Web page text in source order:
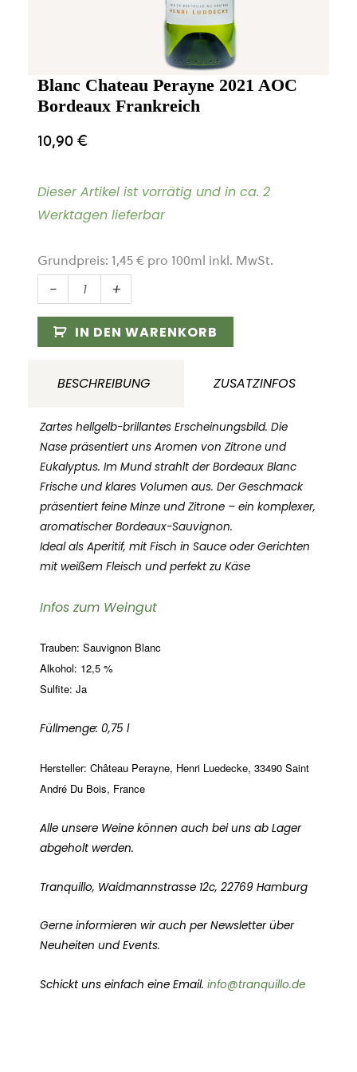
Blanc Chateau Perayne 2021 AOC
Bordeaux Frankreich
10,90€
Dieser Artikel ist vorrätig und in ca. 2
Werktagen lieferbar
Grundpreis: 1,45€ pro 100ml inkl. MwSt.
-
Blanc
Chateau
Perayne
AOC
Frankreich
Menge
+
IN DEN WARENKORB
BESCHREIBUNG ZUSATZINFOS
Zartes hellgelb-brillantes Erscheinungsbild. Die
Nase präsentiert uns Aromen von Zitrone und
Eukalyptus. Im Mund strahlt der Bordeaux Blanc
Frische und klares Volumen aus. Der Geschmack
präsentiert feine Minze und Zitrone – ein komplexer,
aromatischer Bordeaux-Sauvignon.
Ideal als Aperitif, mit Fisch in Sauce oder Gerichten
mit weißem Fleisch und perfekt zu Käse
Infos zum Weingut
Trauben: Sauvignon Blanc
Alkohol: 12,5 %
Sulfite: Ja
Füllmenge: 0,75 l
Hersteller: Château Perayne, Henri Luedecke, 33490 Saint
André Du Bois, France
Alle unsere Weine können auch bei uns ab Lager
abgeholt werden.
Tranquillo, Waidmannstrasse 12c, 22769 Hamburg
Gerne informieren wir auch per Newsletter über
Neuheiten und Events.
Schickt uns einfach eine Email. info@tranquillo.de